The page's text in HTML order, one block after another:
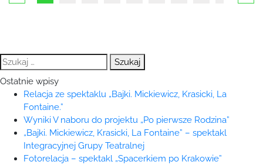
Szukaj:
Ostatnie wpisy
Relacja ze spektaklu „Bajki. Mickiewicz, Krasicki, La
Fontaine.”
Wyniki V naboru do projektu „Po pierwsze Rodzina”
„Bajki. Mickiewicz, Krasicki, La Fontaine” – spektakl
Integracyjnej Grupy Teatralnej
Fotorelacja – spektakl „Spacerkiem po Krakowie”